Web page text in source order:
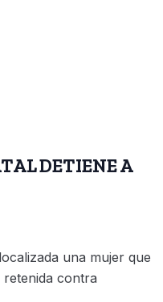
DETIENE A
una mujer que
contra